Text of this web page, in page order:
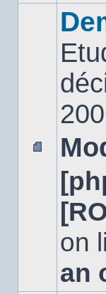
message
lu
on
an